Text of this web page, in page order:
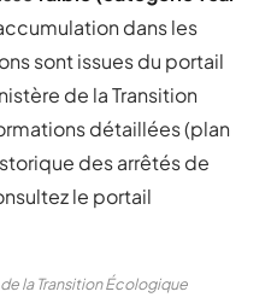
dans les
sont issues du portail
de la Transition
détaillées (plan
des arrêtés de
le portail
la Transition Écologique